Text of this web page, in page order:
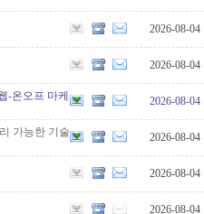
2026-08-04
2026-08-04
-온오프 마케
2026-08-04
가능한 기술
2026-08-04
2026-08-04
2026-08-04